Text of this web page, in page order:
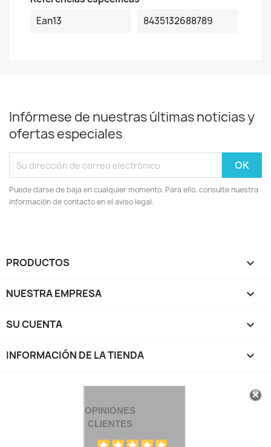
Ean13
8435132688789
Infórmese de nuestras últimas noticias y
ofertas especiales
Puede darse de baja en cualquier momento. Para ello, consulte nuestra
información de contacto en el aviso legal.
PRODUCTOS 
NUESTRA EMPRESA 
SU CUENTA 
INFORMACIÓN DE LA TIENDA keyboard_arrow_down
OPINIONES
CLIENTES